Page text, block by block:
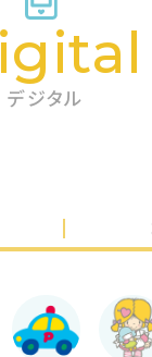
デジタル